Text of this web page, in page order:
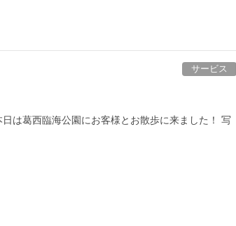
サービス
は葛西臨海公園にお客様とお散歩に来ました！ 写